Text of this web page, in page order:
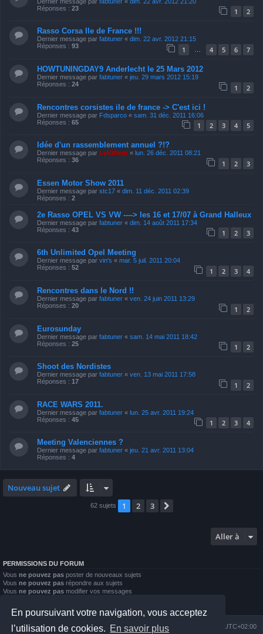
En poursuivant votre navigation, vous acceptez
l’utilisation de cookies. En savoir plus
Réponses : 23 1 2
Rasso Corsa Ile de France !!!
Dernier message par fabtuner « dim. 22 avr. 2012 21:15
Réponses : 93 1 … 4 5 6 7
HOWTUNINGDAY9 Anderlecht le 25 Mars 2012
Dernier message par fabtuner « jeu. 29 mars 2012 15:19
Réponses : 24 1 2
Rencontres corsistes ile de france -> C'est ici !
Dernier message par Fdsparco « sam. 31 déc. 2011 16:06
Réponses : 65 1 2 3 4 5
Idée d'un rassemblement annuel ?!?
Dernier message par LeKiffeur « lun. 26 déc. 2011 08:21
Réponses : 36 1 2 3
Essen Motor Show 2011
Dernier message par stc17 « dim. 11 déc. 2011 02:39
Réponses : 2
2e Rasso OPEL VS VW ----> les 16 et 17/07 à Grand Halleux
Dernier message par fabtuner « dim. 14 août 2011 17:34
Réponses : 43 1 2 3
6th Unlimited Opel Meeting
Dernier message par vin's « mar. 5 juil. 2011 20:04
Réponses : 52 1 2 3 4
Rencontres dans le Nord !!
Dernier message par fabtuner « ven. 24 juin 2011 13:29
Réponses : 20 1 2
Eurosunday
Dernier message par fabtuner « sam. 14 mai 2011 18:42
Réponses : 25 1 2
Shoot des Nordistes
Dernier message par fabtuner « ven. 13 mai 2011 17:58
Réponses : 17 1 2
RACE WARS 2011.
Dernier message par fabtuner « lun. 25 avr. 2011 19:24
Réponses : 45 1 2 3 4
Meeting Valenciennes ?
Dernier message par fabtuner « jeu. 21 avr. 2011 13:04
Réponses : 4
Nouveau sujet
62 sujets 1 2 3
Aller à
PERMISSIONS DU FORUM
Vous ne pouvez pas poster de nouveaux sujets
Vous ne pouvez pas répondre aux sujets
Vous ne pouvez pas modifier vos messages
Vous
ne pouvez pas joindre des fichiers
Index du forum UTC+02:00
Nous contacter